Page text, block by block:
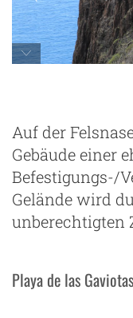
Auf der
Gebäude einer
Befestigungs-/
Gelände wird
unberechtigten
Playa de las Gaviotas